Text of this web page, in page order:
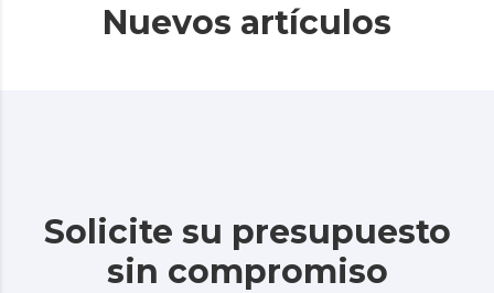
Nuevos artículos
Solicite su presupuesto
sin compromiso